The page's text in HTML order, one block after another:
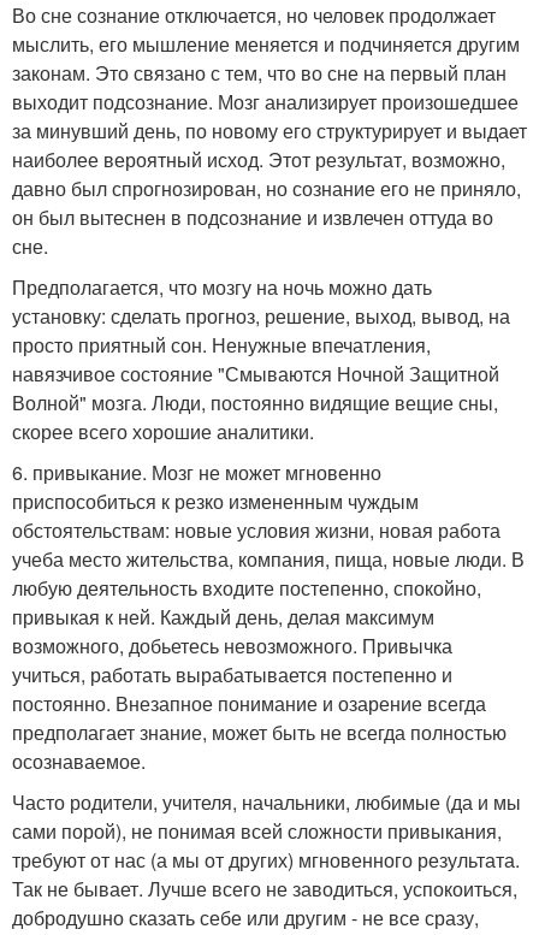
Во сне сознание отключается, но человек продолжает
мыслить, его мышление меняется и подчиняется другим
законам. Это связано с тем, что во сне на первый план
выходит подсознание. Мозг анализирует произошедшее
за минувший день, по новому его структурирует и выдает
наиболее вероятный исход. Этот результат, возможно,
давно был спрогнозирован, но сознание его не приняло,
он был вытеснен в подсознание и извлечен оттуда во
сне.
Предполагается, что мозгу на ночь можно дать
установку: сделать прогноз, решение, выход, вывод, на
просто приятный сон. Ненужные впечатления,
навязчивое состояние "Смываются Ночной Защитной
Волной" мозга. Люди, постоянно видящие вещие сны,
скорее всего хорошие аналитики.
6. привыкание. Мозг не может мгновенно
приспособиться к резко измененным чуждым
обстоятельствам: новые условия жизни, новая работа
учеба место жительства, компания, пища, новые люди. В
любую деятельность входите постепенно, спокойно,
привыкая к ней. Каждый день, делая максимум
возможного, добьетесь невозможного. Привычка
учиться, работать вырабатывается постепенно и
постоянно. Внезапное понимание и озарение всегда
предполагает знание, может быть не всегда полностью
осознаваемое.
Часто родители, учителя, начальники, любимые (да и мы
сами порой), не понимая всей сложности привыкания,
требуют от нас (а мы от других) мгновенного результата.
Так не бывает. Лучше всего не заводиться, успокоиться,
добродушно сказать себе или другим - не все сразу,